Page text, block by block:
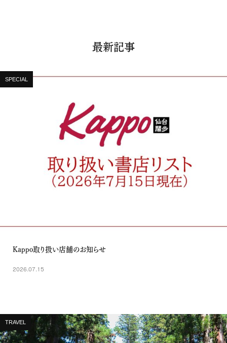
最新記事
SPECIAL
Kappo取り扱い店舗のお知らせ
2026.07.15
TRAVEL